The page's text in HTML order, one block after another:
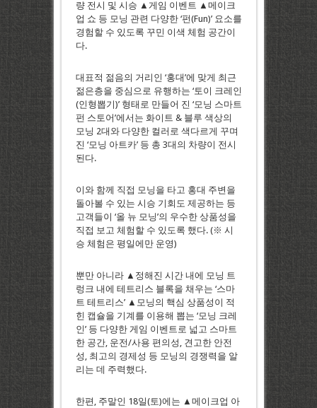
량 전시 및 시승 ▲게임 이벤트 ▲메이크
업 쇼 등 모닝 관련 다양한 ‘펀(Fun)’ 요소를
경험할 수 있도록 꾸민 이색 체험 공간이
다.
대표적 젊음의 거리인 ‘홍대’에 맞게 최근
젊은층을 중심으로 유행하는 ‘토이 크레인
(인형뽑기)’ 형태로 만들어 진 ‘모닝 스마트
펀 스토어’에서는 화이트 & 블루 색상의
모닝 2대와 다양한 컬러로 색다르게 꾸며
진 ‘모닝 아트카’ 등 총 3대의 차량이 전시
된다.
이와 함께 직접 모닝을 타고 홍대 주변을
돌아볼 수 있는 시승 기회도 제공하는 등
고객들이 ‘올 뉴 모닝’의 우수한 상품성을
직접 보고 체험할 수 있도록 했다. (※ 시
승 체험은 평일에만 운영)
뿐만 아니라 ▲정해진 시간 내에 모닝 트
렁크 내에 테트리스 블록을 채우는 ‘스마
트 테트리스’ ▲모닝의 핵심 상품성이 적
힌 캡슐을 기계를 이용해 뽑는 ‘모닝 크레
인’ 등 다양한 게임 이벤트로 넓고 스마트
한 공간, 운전/사용 편의성, 견고한 안전
성, 최고의 경제성 등 모닝의 경쟁력을 알
리는 데 주력했다.
한편, 주말인 18일(토)에는 ▲메이크업 아